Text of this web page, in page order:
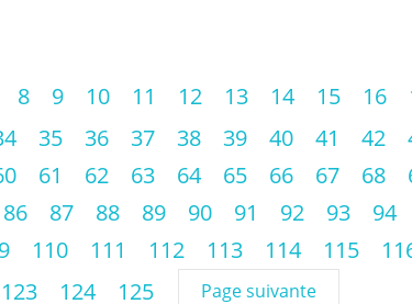
8 9 10 11 12 13 14 15 16
35 36 37 38 39 40 41 42
61 62 63 64 65 66 67 68
86 87 88 89 90 91 92 93
94
110 111 112 113 114 115
123
124 125 Page suivante